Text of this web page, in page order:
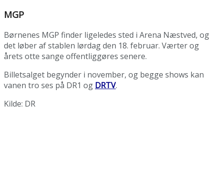
MGP
Børnenes MGP finder ligeledes sted i Arena Næstved, og
det løber af stablen lørdag den 18. februar. Værter og
årets otte sange offentliggøres senere.
Billetsalget begynder i november, og begge shows kan
vanen tro ses på DR1 og DRTV.
Kilde: DR